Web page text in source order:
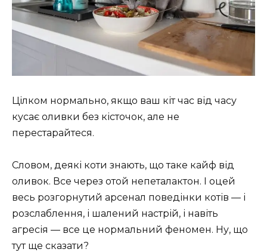
Цілком нормально, якщо ваш кіт час від часу
кусає оливки без кісточок, але не
перестарайтеся.
Словом, деякі коти знають, що таке кайф від
оливок. Все через отой непеталактон. І оцей
весь розгорнутий арсенал поведінки котів — і
розслаблення, і шалений настрій, і навіть
агресія — все це нормальний феномен. Ну, що
тут ще сказати?